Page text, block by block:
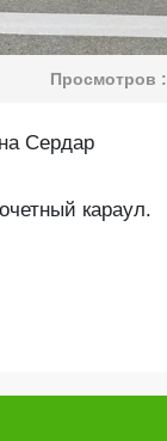
Просмотров :
Сердар
караул.